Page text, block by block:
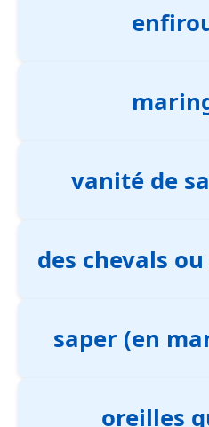
vanité de
des chevals
saper (en
oreilles